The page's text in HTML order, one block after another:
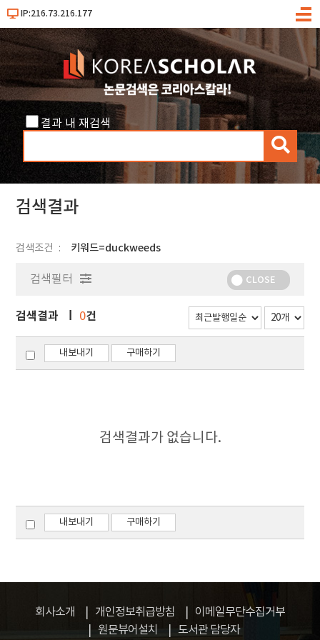
IP:216.73.216.177
메
결과 내 재검색
검
색
검색결과
검색조건 키워드=duckweeds
검색필터 CLOSE
검색결과 0건
내보내기 구매하기
검색결과가 없습니다.
내보내기 구매하기
회사소개 개인정보취급방침
이메일무단수집거부
원문뷰어설치
도서관 담당자